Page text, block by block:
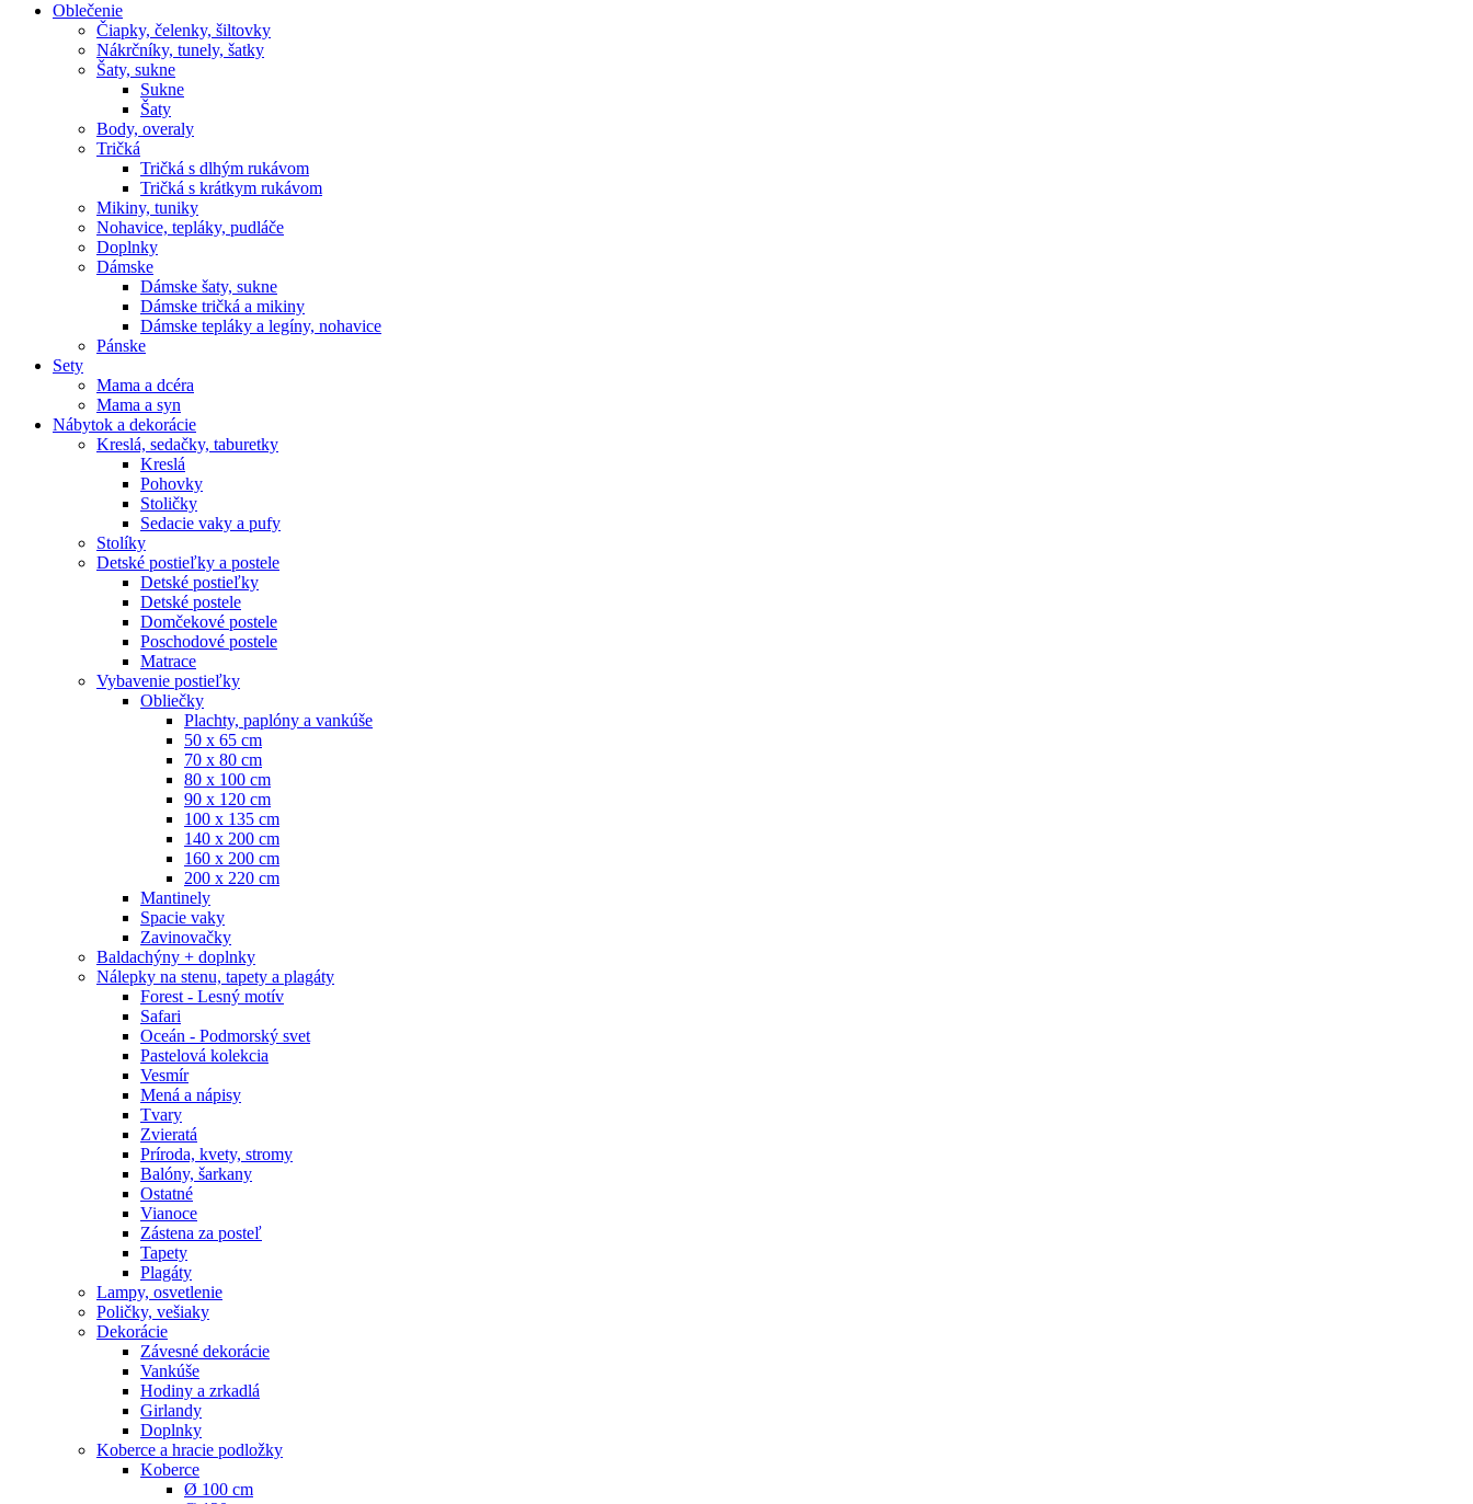
Oblečenie
Čiapky, čelenky, šiltovky
Nákrčníky, tunely, šatky
Šaty, sukne
Sukne
Šaty
Body, overaly
Tričká
Tričká s dlhým rukávom
Tričká s krátkym rukávom
Mikiny, tuniky
Nohavice, tepláky, pudláče
Doplnky
Dámske
Dámske šaty, sukne
Dámske tričká a mikiny
Dámske tepláky a legíny, nohavice
Pánske
Sety
Mama a dcéra
Mama a syn
Nábytok a dekorácie
Kreslá, sedačky, taburetky
Kreslá
Pohovky
Stoličky
Sedacie vaky a pufy
Stolíky
Detské postieľky a postele
Detské postieľky
Detské postele
Domčekové postele
Poschodové postele
Matrace
Vybavenie postieľky
Obliečky
Plachty, paplóny a vankúše
50 x 65 cm
70 x 80 cm
80 x 100 cm
90 x 120 cm
100 x 135 cm
140 x 200 cm
160 x 200 cm
200 x 220 cm
Mantinely
Spacie vaky
Zavinovačky
Baldachýny + doplnky
Nálepky na stenu, tapety a plagáty
Forest - Lesný motív
Safari
Oceán - Podmorský svet
Pastelová kolekcia
Vesmír
Mená a nápisy
Tvary
Zvieratá
Príroda, kvety, stromy
Balóny, šarkany
Ostatné
Vianoce
Zástena za posteľ
Tapety
Plagáty
Lampy, osvetlenie
Poličky, vešiaky
Dekorácie
Závesné dekorácie
Vankúše
Hodiny a zrkadlá
Girlandy
Doplnky
Koberce a hracie podložky
Koberce
Ø 100 cm